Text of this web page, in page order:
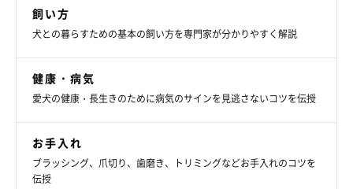
飼い方
犬との暮らすための基本の飼い方を専門家が分かりやすく解説
健康・病気
愛犬の健康・長生きのために病気のサインを見逃さないコツを伝授
お手入れ
ブラッシング、爪切り、歯磨き、トリミングなどお手入れのコツを
伝授